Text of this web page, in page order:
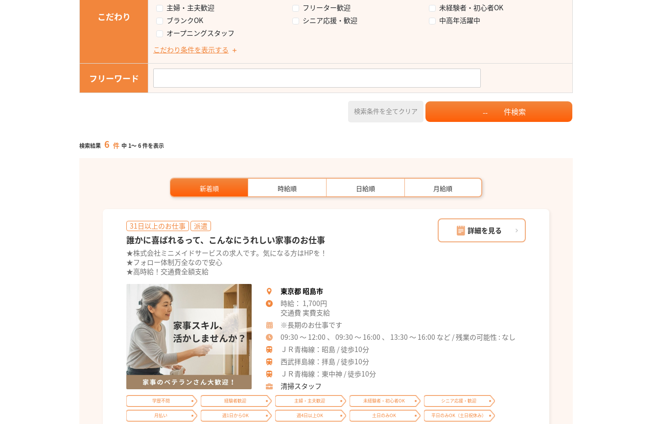
こだわり
主婦・主夫歓迎
フリーター歓迎
未経験者・初心者OK
ブランクOK
シニア応援・歓迎
中高年活躍中
オープニングスタッフ
こだわり条件を表示する
フリーワード
検索条件を全てクリア -- 件検索
検索結果 6 件 中 1～6件を表示
新着順 時給順 日給順 月給順
31日以上のお仕事 派遣 詳細を見る
誰かに喜ばれるって、こんなにうれしい家事のお仕事
★株式会社ミニメイドサービスの求人です。気になる方はHPを！
★フォロー体制万全なので安心
★高時給！交通費全額支給
東京都 昭島市
時給： 1,700円
交通費 実費支給
※長期のお仕事です
09:30 ～ 12:00 、 09:30 ～ 16:00 、 13:30 ～ 16:00 など / 残業の可能性 : なし
ＪＲ青梅線：昭島 / 徒歩10分
西武拝島線：拝島 / 徒歩10分
ＪＲ青梅線：東中神 / 徒歩10分
清掃スタッフ
学歴不問 経験者歓迎 主婦・主夫歓迎 未経験者・初心者OK シニア応援・歓迎
月払い 週1日からOK 週4日以上OK 土日のみOK 平日のみOK（土日祝休み）